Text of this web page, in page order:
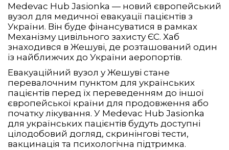
Medevac Hub Jasionka — новий європейський
вузол для медичної евакуації пацієнтів з
України. Він буде фінансуватися в рамках
Механізму цивільного захисту ЄС. Хаб
знаходився в Жешуві, де розташований один
із найближчих до України аеропортів.
Евакуаційний вузол у Жешуві стане
перевалочним пунктом для українських
пацієнтів перед їх переведенням до іншої
європейської країни для продовження або
початку лікування. У Medevac Hub Jasionka
для українських пацієнтів будуть доступні
цілодобовий догляд, скринінгові тести,
вакцинація та психологічна підтримка.